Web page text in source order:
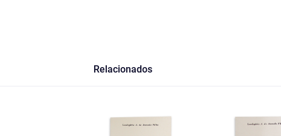
Relacionados